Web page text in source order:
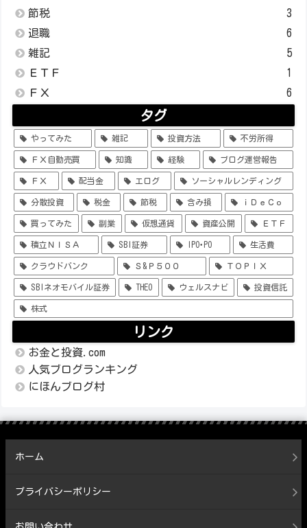
節税
3
退職
6
雑記
5
ＥＴＦ
1
ＦＸ
6
タグ
やってみた 雑記 投資方法 不労所得
ＦＸ自動売買 知識 経験 ブログ運営報告
ＦＸ 配当金 エログ ソーシャルレンディング
分散投資 税金 節税 含み損 ｉＤｅＣｏ
買ってみた 副業 仮想通貨 資産公開 ＥＴＦ
積立ＮＩＳＡ SBI証券 IPO･PO 生活費
クラウドバンク Ｓ&Ｐ５００ ＴＯＰＩＸ
SBIネオモバイル証券 THEO ウェルスナビ 投資信託
株式
リンク
お金と投資.com
人気ブログランキング
にほんブログ村
ホーム
プライバシーポリシー